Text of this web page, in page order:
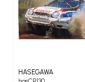
HASEGAWA